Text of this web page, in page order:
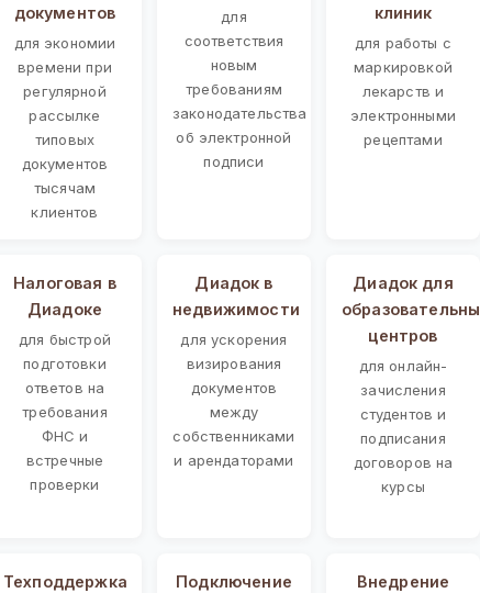
документов
для экономии
времени при
регулярной
рассылке
типовых
документов
тысячам
клиентов
для
соответствия
новым
требованиям
законодательства
об электронной
подписи
клиник
для работы с
маркировкой
лекарств и
электронными
рецептами
Налоговая в
Диадоке
для быстрой
подготовки
ответов на
требования
ФНС и
встречные
проверки
Диадок в
недвижимости
для ускорения
визирования
документов
между
собственниками
и арендаторами
Диадок для
центров
для онлайн-
зачисления
студентов и
подписания
договоров на
курсы
Техподдержка
Подключение
Внедрение